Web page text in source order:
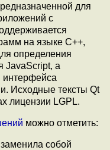
для
с
на языке C++,
определения
JavaScript, а
интерфейса
Исходные тексты Qt
лицензии LGPL.
можно отметить:
собой